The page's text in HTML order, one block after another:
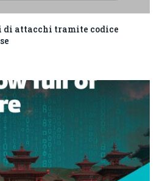
attacchi tramite codice